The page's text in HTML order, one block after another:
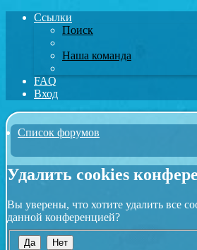
Ссылки
Поиск
Наша команда
FAQ
Вход
Список форумов
Удалить cookies
Вы уверены, что хотите удалить все
данной конференцией?